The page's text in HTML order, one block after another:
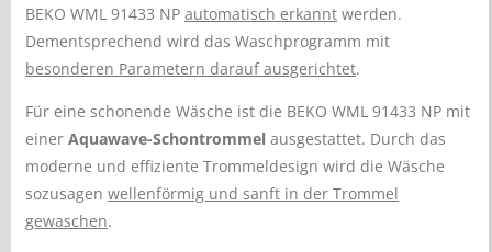
BEKO WML 91433 NPautomatisch erkannt werden.
Dementsprechend wird das Waschprogramm mit
besonderen Parametern darauf ausgerichtet.
Für eine schonende Wäsche ist die BEKO WML 91433 NP mit
einerAquawave-Schontrommel ausgestattet. Durch das
moderne und effiziente Trommeldesign wird die Wäsche
sozusagenwellenförmig und sanft in der Trommel
gewaschen.